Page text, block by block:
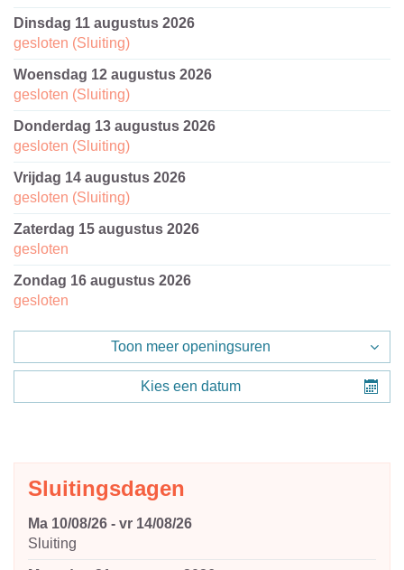
dinsdag 11 augustus 2026
gesloten (Sluiting)
woensdag 12 augustus 2026
gesloten (Sluiting)
donderdag 13 augustus 2026
gesloten (Sluiting)
vrijdag 14 augustus 2026
gesloten (Sluiting)
zaterdag 15 augustus 2026
gesloten
zondag 16 augustus 2026
gesloten
Toon meer openingsuren
Kies een datum
Sluitingsdagen
ma 10/08/26 - vr 14/08/26
Sluiting